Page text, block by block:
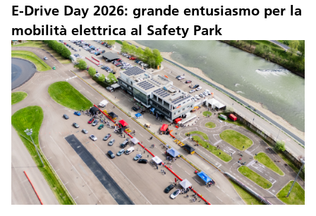
E-Drive Day 2026: grande entusiasmo per la
mobilità elettrica al Safety Park